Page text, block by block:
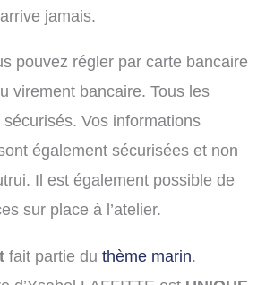
jamais.
pouvez régler par carte bancaire
virement bancaire. Tous les
Vos informations
également sécurisées et non
Il est également possible de
sur place à l’atelier.
fait partie du thème marin.